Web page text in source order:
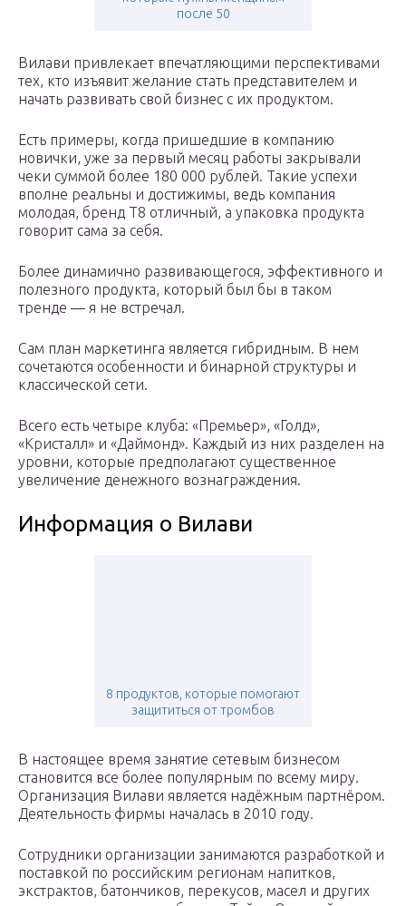
после 50
Вилави привлекает впечатляющими перспективами
тех, кто изъявит желание стать представителем и
начать развивать свой бизнес с их продуктом.
Есть примеры, когда пришедшие в компанию
новички, уже за первый месяц работы закрывали
чеки суммой более 180 000 рублей. Такие успехи
вполне реальны и достижимы, ведь компания
молодая, бренд Т8 отличный, а упаковка продукта
говорит сама за себя.
Более динамично развивающегося, эффективного и
полезного продукта, который был бы в таком
тренде — я не встречал.
Сам план маркетинга является гибридным. В нем
сочетаются особенности и бинарной структуры и
классической сети.
Всего есть четыре клуба: «Премьер», «Голд»,
«Кристалл» и «Даймонд». Каждый из них разделен на
уровни, которые предполагают существенное
увеличение денежного вознаграждения.
Информация о Вилави
8 продуктов, которые помогают
защититься от тромбов
В настоящее время занятие сетевым бизнесом
становится все более популярным по всему миру.
Организация Вилави является надёжным партнёром.
Деятельность фирмы началась в 2010 году.
Сотрудники организации занимаются разработкой и
поставкой по российским регионам напитков,
экстрактов, батончиков, перекусов, масел и других